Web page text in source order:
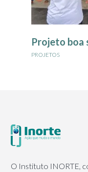
Projeto boa
PROJETOS
O Instituto INORTE,